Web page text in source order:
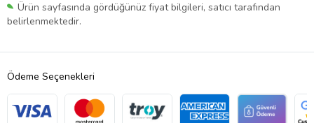
Ürün sayfasında gördüğünüz fiyat bilgileri, satıcı tarafından
belirlenmektedir.
Ödeme Seçenekleri